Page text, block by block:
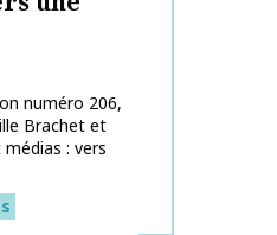
numéro 206,
Brachet et
: vers